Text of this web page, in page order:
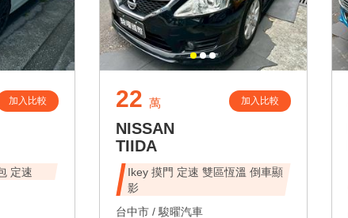
加入比較
定速
22 萬 加入比較
NISSAN
TIIDA
Ikey 摸門 定速 雙區恆溫 倒車顯
影
台中市 / 駿曜汽車